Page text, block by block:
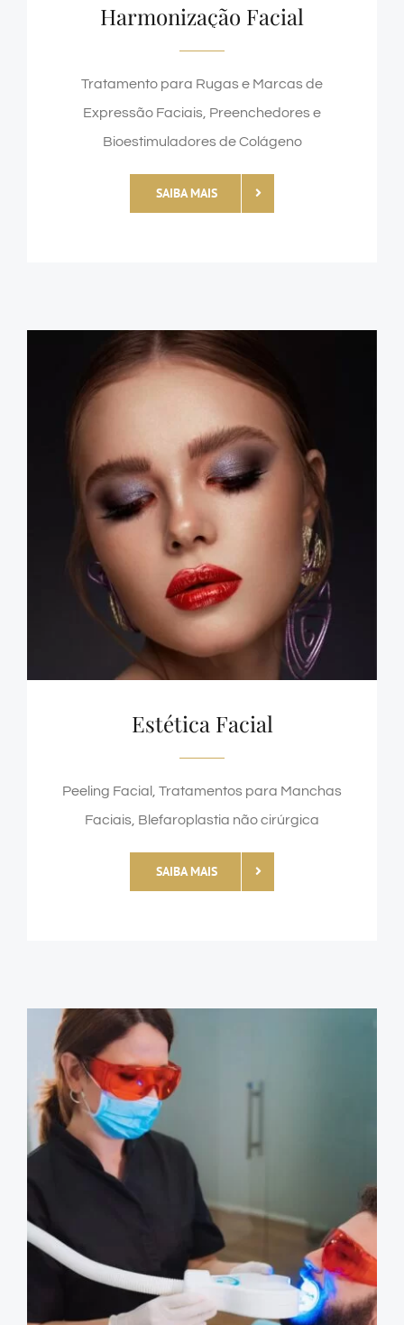
Harmonização Facial
Tratamento para Rugas e Marcas de
Expressão Faciais, Preenchedores e
Bioestimuladores de Colágeno
SAIBA MAIS
Estética Facial
Peeling Facial, Tratamentos para Manchas
Faciais, Blefaroplastia não cirúrgica
SAIBA MAIS